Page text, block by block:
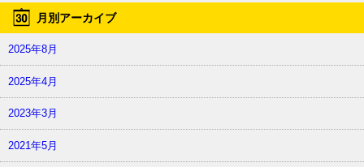
月別アーカイブ
2025年8月
2025年4月
2023年3月
2021年5月